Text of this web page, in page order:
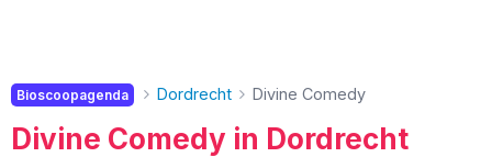
Bioscoopagenda Dordrecht Divine Comedy
Divine Comedy in Dordrecht